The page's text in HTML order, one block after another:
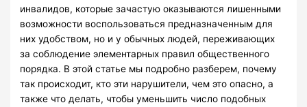
инвалидов, которые зачастую оказываются лишенными
возможности воспользоваться предназначенным для
них удобством, но и у обычных людей, переживающих
за соблюдение элементарных правил общественного
порядка. В этой статье мы подробно разберем, почему
так происходит, кто эти нарушители, чем это опасно, а
также что делать, чтобы уменьшить число подобных